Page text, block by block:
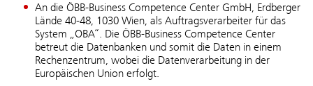
An die ÖBB-Business Competence Center GmbH, Erdberger
Lände 40-48, 1030 Wien, als Auftragsverarbeiter für das
System „OBA“. Die ÖBB-Business Competence Center
betreut die Datenbanken und somit die Daten in einem
Rechenzentrum, wobei die Datenverarbeitung in der
Europäischen Union erfolgt.